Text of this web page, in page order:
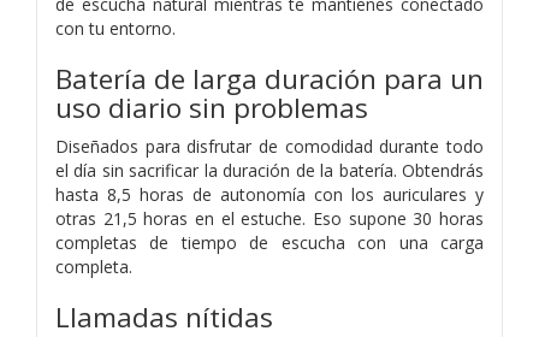
con tu entorno.
Batería de larga duración para un
uso diario sin problemas
Diseñados para disfrutar de comodidad durante todo
el día sin sacrificar la duración de la batería. Obtendrás
hasta 8,5 horas de autonomía con los auriculares y
otras 21,5 horas en el estuche. Eso supone 30 horas
completas de tiempo de escucha con una carga
completa.
Llamadas nítidas